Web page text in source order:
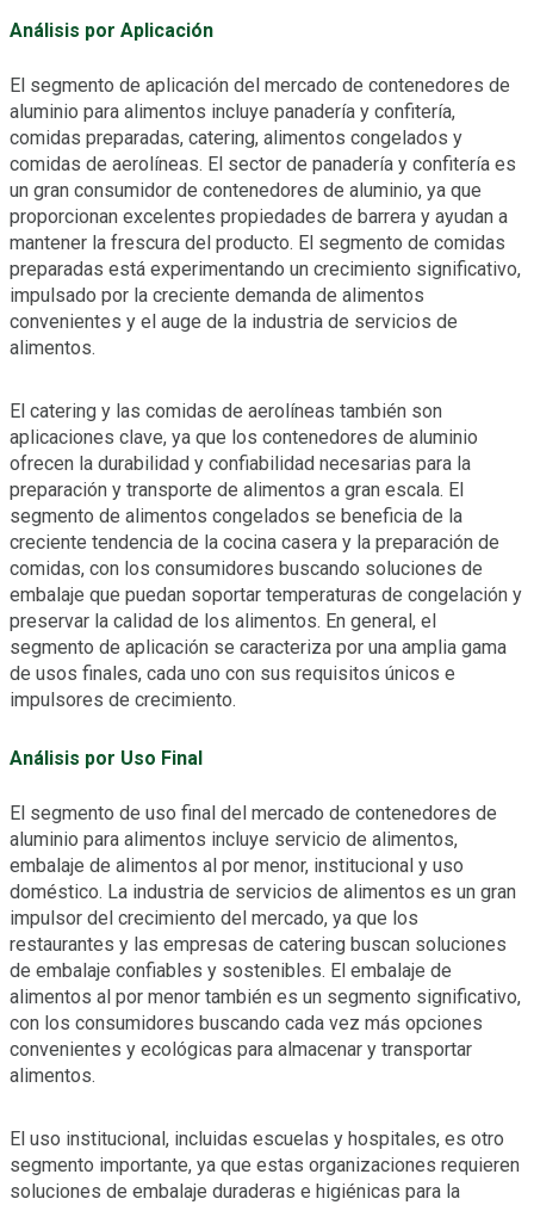
Análisis por Aplicación
El segmento de aplicación del mercado de contenedores de
aluminio para alimentos incluye panadería y confitería,
comidas preparadas, catering, alimentos congelados y
comidas de aerolíneas. El sector de panadería y confitería es
un gran consumidor de contenedores de aluminio, ya que
proporcionan excelentes propiedades de barrera y ayudan a
mantener la frescura del producto. El segmento de comidas
preparadas está experimentando un crecimiento significativo,
impulsado por la creciente demanda de alimentos
convenientes y el auge de la industria de servicios de
alimentos.
El catering y las comidas de aerolíneas también son
aplicaciones clave, ya que los contenedores de aluminio
ofrecen la durabilidad y confiabilidad necesarias para la
preparación y transporte de alimentos a gran escala. El
segmento de alimentos congelados se beneficia de la
creciente tendencia de la cocina casera y la preparación de
comidas, con los consumidores buscando soluciones de
embalaje que puedan soportar temperaturas de congelación y
preservar la calidad de los alimentos. En general, el
segmento de aplicación se caracteriza por una amplia gama
de usos finales, cada uno con sus requisitos únicos e
impulsores de crecimiento.
Análisis por Uso Final
El segmento de uso final del mercado de contenedores de
aluminio para alimentos incluye servicio de alimentos,
embalaje de alimentos al por menor, institucional y uso
doméstico. La industria de servicios de alimentos es un gran
impulsor del crecimiento del mercado, ya que los
restaurantes y las empresas de catering buscan soluciones
de embalaje confiables y sostenibles. El embalaje de
alimentos al por menor también es un segmento significativo,
con los consumidores buscando cada vez más opciones
convenientes y ecológicas para almacenar y transportar
alimentos.
El uso institucional, incluidas escuelas y hospitales, es otro
segmento importante, ya que estas organizaciones requieren
soluciones de embalaje duraderas e higiénicas para la